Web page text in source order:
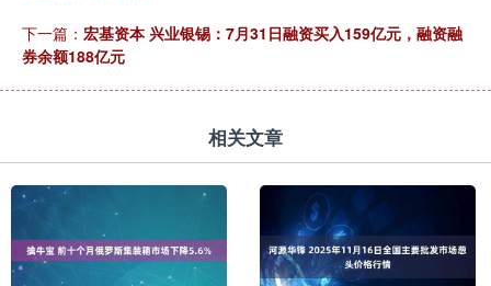
下一篇： 宏基资本 兴业银锡：7月31日融资买入159亿元，融资融
券余额188亿元
相关文章